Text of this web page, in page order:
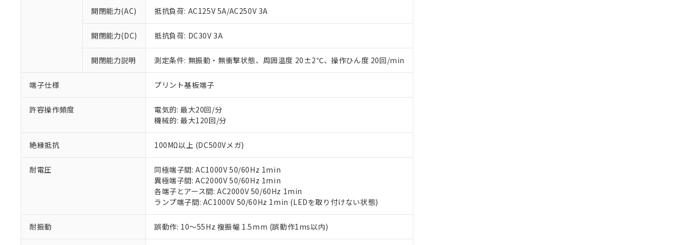
開閉能力(AC) 抵抗負荷: AC125V 5A/AC250V 3A
開閉能力(DC) 抵抗負荷: DC30V 3A
開閉能力説明 測定条件: 無振動・無衝撃状態、周囲温度 20±2℃、操作ひん度 20回/min
端子仕様 プリント基板端子
許容操作頻度
電気的: 最大20回/分
機械的: 最大120回/分
絶縁抵抗 100MΩ以上 (DC500Vメガ)
耐電圧
同極端子間: AC1000V 50/60Hz 1min
異極端子間: AC2000V 50/60Hz 1min
各端子とアース間: AC2000V 50/60Hz 1min
ランプ端子間: AC1000V 50/60Hz 1min (LEDを取り付けない状態)
耐振動 誤動作: 10～55Hz 複振幅 1.5mm (誤動作1ms以内)
ご利用条件
以下の条件をお読みいただき、同意のうえご利用ください。
本サービスは、当社制御機器事業取扱商品の当社在庫状況および標準価格(税抜)を提供させていただ
くものです。
のであり、閲覧された時点での実際の在庫および標準価格とは異なる場合があることをご了承くださ
い。
正式な納期状況および標準価格はお客様のお取引先、またはお客様担当のオムロン制御機器販売店・
当社販売員にご相談ください。
オムロン制御機器販売店や当社販売拠点は「販売ネットワーク
」をご確認ください。
在庫状況および標準価格結果を当社の事前の承諾なく第三者に漏洩または開示しないようお願いしま
す。
マイパーツ機能（部品リスト作成サービス）をご利用いただくには、I-Webメンバーズにご登録され
ている必要があります。
が、当社の製品・サービスに関するお客様との取引・商談に必要な範囲で利用することをご了承くだ
さい。
対応予定なし：EU RoHS指令（10物質）の非含有に非対応の商品で、対応品を出す予定はありません。
調査・確認中：EU RoHS指令（10物質）の非含有の対応状況を調査中または確認中の商品です。
仕入先様の事情により、非含有部品としていたものが、含有品と判明した場合などやむを得ず変更すること
があります。
*EU RoHS指令（10物質）：
六価クロム(Cr(Ⅵ)) 1000ppm以下、ポリ臭化ビフェニル類(PBB) 1000ppm以下、ポリ臭化ジフェニルエーテル類(PBDE) 1000ppm以下、
但し、RoHS指令で産業用監視および制御機器に対する適用除外項目は除く。
フタル酸エステル類の４物質については閾値を超える意図的な使用がないことを確認しています。
※2 対応予定月
部品在庫の切り替え状況などにより、予定月が前後することがあります。
※3 非含有証明書ダウンロード
下記の非含有証明書をダウンロードすることができます。
※1 中国RoHS○×表
「○」：最大均質材料含有率が中国RoHSの基準値以下であることを示します。
「×」：最大均質材料含有率が中国RoHSの基準値を超えていることを示します。
*中国RoHS10物質の基準値 (GB/T26572)：
Pb(鉛) :1000ppm、 Hg(水銀) : 1000ppm、 Cd(カドミウム) : 100ppm、
Cr(Ⅵ)(六価クロム) : 1000ppm、 PBBs(ポリ臭化ビフェニル類) : 1000ppm、 PBDEs(ポリ臭化ジフェニルエーテル類) : 1000ppm、
DBP(フタル酸ジブチル) : 1000ppm、 DIBP(フタル酸ジイソブチル) : 1000ppm、 BBP(フタル酸ブチルベンジル) : 1000ppm、
※2 環境保護使用期限
「ｅ」：有害物質（10物質）のすべてが基準値以下であることを示します。
「10」：通常の使用状況下において有害物質が外部に漏えいし、環境に深刻な影響を及ぼさない年数を意
味します。
「－」：未確認です。当社販売部門へお問い合わせください。
当社は、これら貴社製品のうち、外国為替および外国貿易法に定める商品（以下｢規制貨物等」とい
う）を輸出または国外への提供する場合は、日本国政府の輸出許可(または役務取引許可)を取得する
当社は規制貨物を破棄する場合は、完全に破砕するなど、違法に輸出されないよう必要な手段を講じ
ます。
当社は貴社製品を、核兵器、ミサイル、化学兵器、生物兵器またはその他武器並びにこれらの製造装
置等に一切使用いたしません。
当社は、貴社製品を第三者に販売する場合は、上記1、2および3の内容を当該第三者に通知します。
また当社は、販売先および販売に係わる関係者が違法に輸出するおそれがある場合は、取り引きをい
たしません。
合意する
記
号
説明
○ 一定数以上の在庫あり
△ 一定数には満たないが在庫あり
－
在庫なし(最新の在庫状況については、お客様のお取引先、またはお客様担当のオムロン制御
機器販売店・当社販売員にご確認ください)
空
白
受注生産機種、また在庫状況の情報を公開していない機種